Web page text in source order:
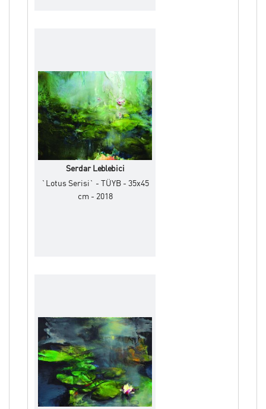
Serdar Leblebici
`Lotus Serisi` - TÜYB - 35x45
cm - 2018